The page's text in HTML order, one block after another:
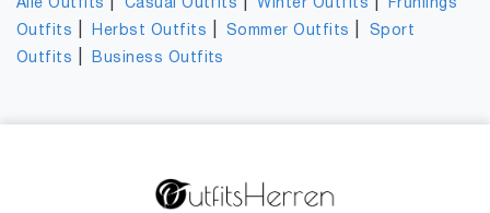
Alle Outfits Casual Outfits |Winter Outfits
Frühlings
Outfits
Herbst Outfits Sommer Outfits
Sport
Outfits
Business Outfits